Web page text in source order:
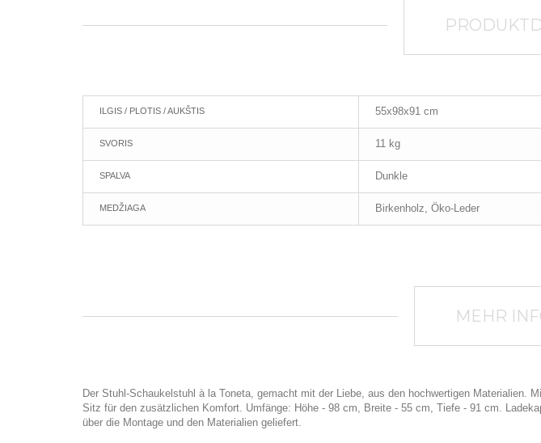
ILGIS / PLOTIS / AUKŠTIS 55x98x91 cm
SVORIS 11 kg
SPALVA Dunkle
MEDŽIAGA Birkenholz, Öko-Leder
MEHR
Der Stuhl-Schaukelstuhl à la Toneta, gemacht mit der Liebe, aus den hochwertigen
Sitz für den zusätzlichen Komfort. Umfänge: Höhe - 98 cm, Breite - 55 cm, Tiefe - 91 cm.
über die Montage und den Materialien geliefert.